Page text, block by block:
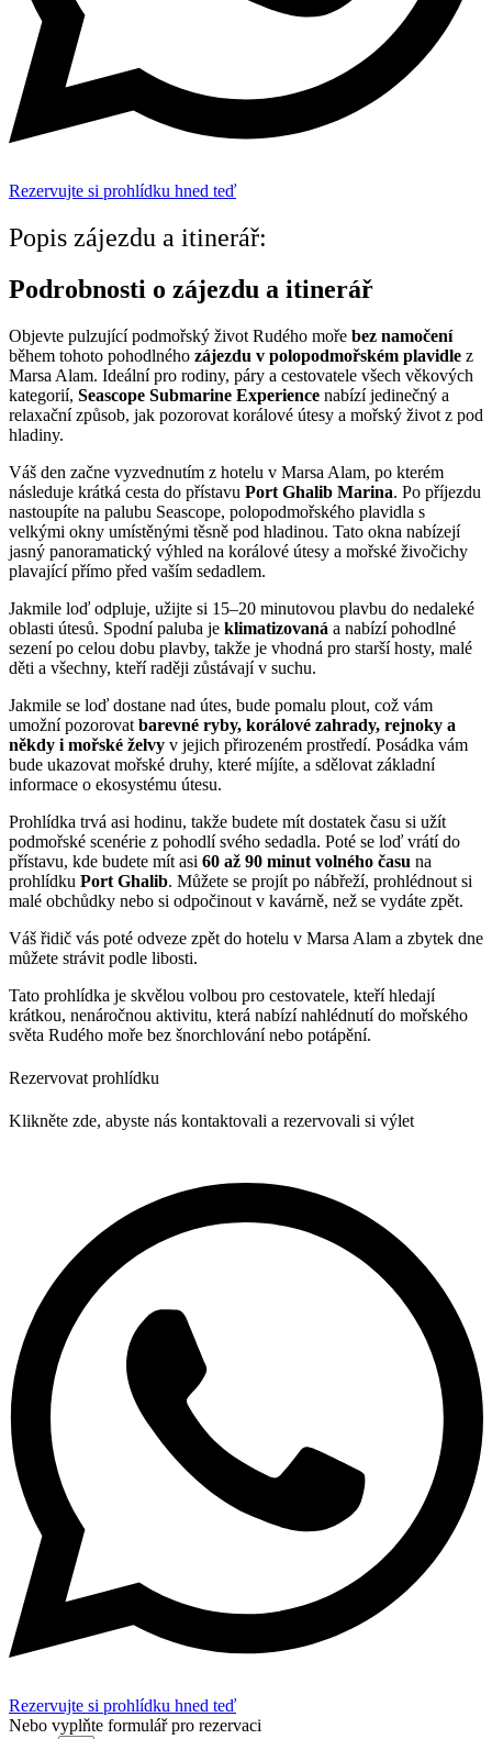
Rezervujte si prohlídku hned teď
Popis zájezdu a itinerář:
Podrobnosti o zájezdu a itinerář
Objevte pulzující podmořský život Rudého moře bez namočení
během tohoto pohodlného zájezdu v polopodmořském plavidle z
Marsa Alam. Ideální pro rodiny, páry a cestovatele všech věkových
kategorií, Seascope Submarine Experience nabízí jedinečný a
relaxační způsob, jak pozorovat korálové útesy a mořský život z pod
hladiny.
Váš den začne vyzvednutím z hotelu v Marsa Alam, po kterém
následuje krátká cesta do přístavu Port Ghalib Marina. Po příjezdu
nastoupíte na palubu Seascope, polopodmořského plavidla s
velkými okny umístěnými těsně pod hladinou. Tato okna nabízejí
jasný panoramatický výhled na korálové útesy a mořské živočichy
plavající přímo před vaším sedadlem.
Jakmile loď odpluje, užijte si 15–20 minutovou plavbu do nedaleké
oblasti útesů. Spodní paluba je klimatizovaná a nabízí pohodlné
sezení po celou dobu plavby, takže je vhodná pro starší hosty, malé
děti a všechny, kteří raději zůstávají v suchu.
Jakmile se loď dostane nad útes, bude pomalu plout, což vám
umožní pozorovat barevné ryby, korálové zahrady, rejnoky a
někdy i mořské želvy v jejich přirozeném prostředí. Posádka vám
bude ukazovat mořské druhy, které míjíte, a sdělovat základní
informace o ekosystému útesu.
Prohlídka trvá asi hodinu, takže budete mít dostatek času si užít
podmořské scenérie z pohodlí svého sedadla. Poté se loď vrátí do
přístavu, kde budete mít asi 60 až 90 minut volného času na
prohlídku Port Ghalib. Můžete se projít po nábřeží, prohlédnout si
malé obchůdky nebo si odpočinout v kavárně, než se vydáte zpět.
Váš řidič vás poté odveze zpět do hotelu v Marsa Alam a zbytek dne
můžete strávit podle libosti.
Tato prohlídka je skvělou volbou pro cestovatele, kteří hledají
krátkou, nenáročnou aktivitu, která nabízí nahlédnutí do mořského
světa Rudého moře bez šnorchlování nebo potápění.
Rezervovat prohlídku
Klikněte zde, abyste nás kontaktovali a rezervovali si výlet
Rezervujte si prohlídku hned teď
Nebo vyplňte formulář pro rezervaci